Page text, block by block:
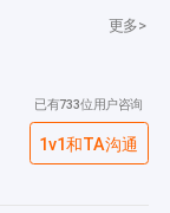
更多>
已有733位用户咨询
1v1和TA沟通